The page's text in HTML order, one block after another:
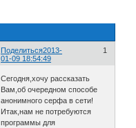
Поделиться 1
2013-
01-09 18:54:49
Сегодня,хочу рассказать
Вам,об очередном способе
анонимного серфа в сети!
Итак,нам не потребуются
программы для